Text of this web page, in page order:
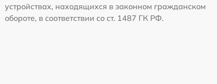
устройствах, находящихся в законном гражданском
обороте, в соответствии со ст. 1487 ГК РФ.